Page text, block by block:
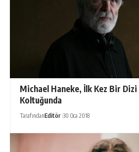
Michael Haneke, İlk Kez Bir
Koltuğunda
TarafındanEditör 30 Oca 2018